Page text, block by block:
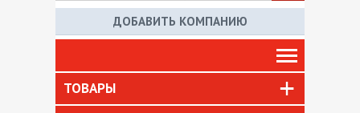
ДОБАВИТЬ КОМПАНИЮ
ТОВАРЫ